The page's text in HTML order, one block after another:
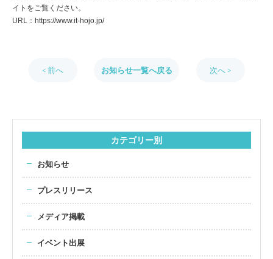
イトをご覧ください。
URL：https://www.it-hojo.jp/
< 前へ 次へ >
お知らせ一覧へ戻る
カテゴリー別
お知らせ
プレスリリース
メディア掲載
イベント出展